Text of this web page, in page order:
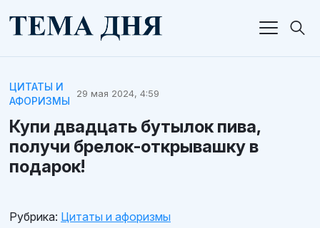
ЦИТАТЫ И
АФОРИЗМЫ
29 мая 2024, 4:59
Купи двадцать бутылок пива,
получи брелок-открывашку в
подарок!
Рубрика: Цитаты и афоризмы